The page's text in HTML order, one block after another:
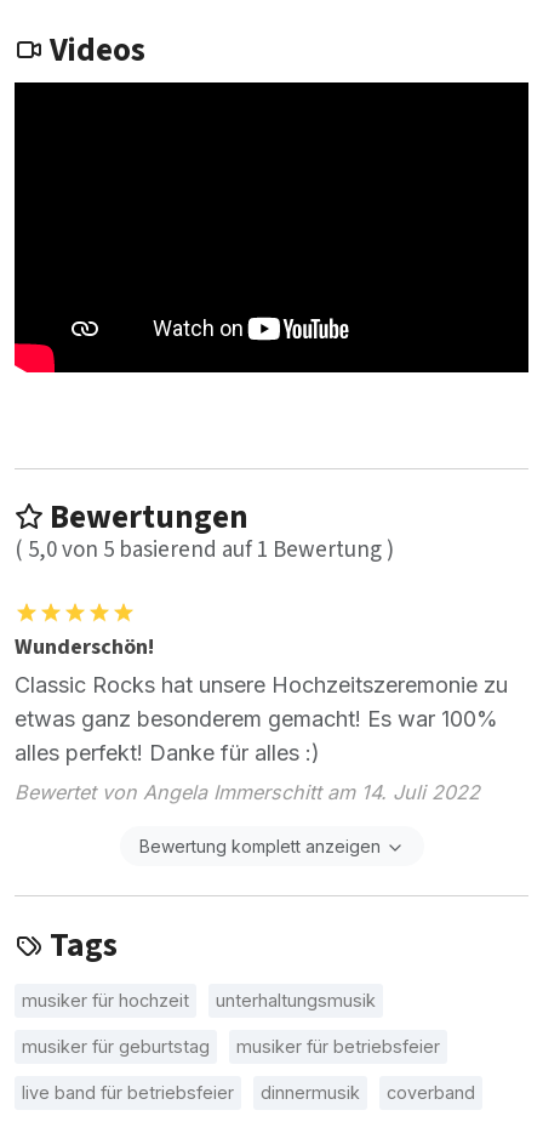
Videos
Bewertungen
( 5,0von 5 basierend auf1 Bewertung )
Wunderschön!
Classic Rocks hat unsere Hochzeitszeremonie zu
etwas ganz besonderem gemacht! Es war 100%
alles perfekt! Danke für alles :)
Bewertet von Angela Immerschitt am 14. Juli 2022
Bewertung komplett anzeigen
Tags
musiker für hochzeit unterhaltungsmusik
musiker für geburtstag musiker für betriebsfeier
live band für betriebsfeier dinnermusik coverband